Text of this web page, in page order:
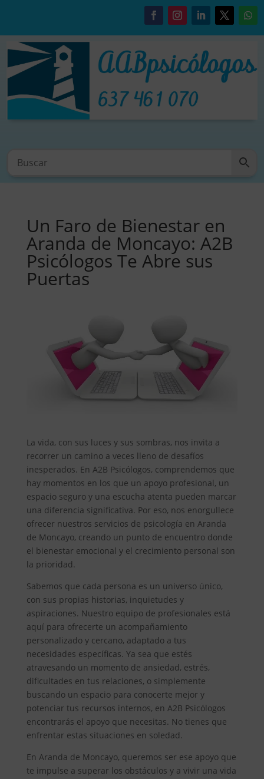
Un Faro de Bienestar en
Aranda de Moncayo: A2B
Psicólogos Te Abre sus
Puertas
La vida, con sus luces y sus sombras, nos invita a
recorrer un camino a veces lleno de desafíos
inesperados. En A2B Psicólogos, comprendemos que
hay momentos en los que un apoyo profesional, un
espacio seguro y una escucha atenta pueden marcar
una diferencia significativa. Por eso, nos enorgullece
ofrecer nuestros servicios de psicología en Aranda
de Moncayo, creando un punto de encuentro donde
el bienestar emocional y el crecimiento personal son
la prioridad.
Sabemos que cada persona es un universo único,
con sus propias historias, inquietudes y
aspiraciones. Nuestro equipo de profesionales está
aquí para ofrecerte un acompañamiento
personalizado y cercano, adaptado a tus
necesidades específicas. Ya sea que estés
atravesando un momento de ansiedad, estrés,
dificultades en tus relaciones, o simplemente
buscando un espacio para conocerte mejor y
potenciar tus recursos internos, en A2B Psicólogos
encontrarás el apoyo que necesitas. No tienes que
enfrentar estas situaciones en soledad.
En Aranda de Moncayo, queremos ser ese apoyo que
te impulse a superar los obstáculos y a vivir una vida